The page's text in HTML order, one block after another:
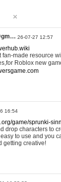
26-07-27 12:57
made resource
Roblox new
16:54
game/sprunki-
drop characters to
to use and you
getting creative!